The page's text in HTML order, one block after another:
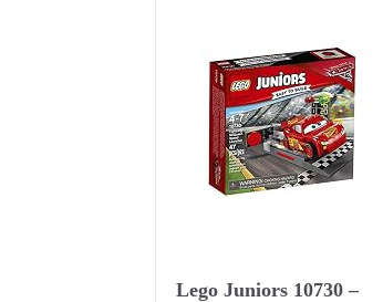
Lego Juniors 10730 –